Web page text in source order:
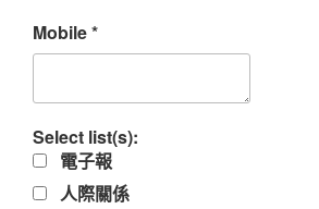
Mobile*
Select list(s):
電子報
人際關係